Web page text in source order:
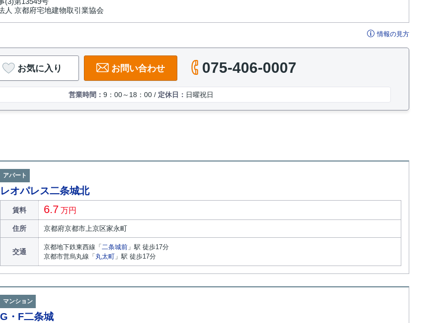
人 京都府宅地建物取引業協会
情報の見方
お気に入り お問い合わせ 075-406-0007
営業時間： 9：00～18：00 / 定休日： 日曜祝日
アパート
レオパレス二条城北
賃料 6.7 万円
住所 京都府京都市上京区家永町
交通
京都地下鉄東西線 「 二条城前 」駅 徒歩17分
京都市営烏丸線 「 丸太町 」駅 徒歩17分
マンション
G・F二条城